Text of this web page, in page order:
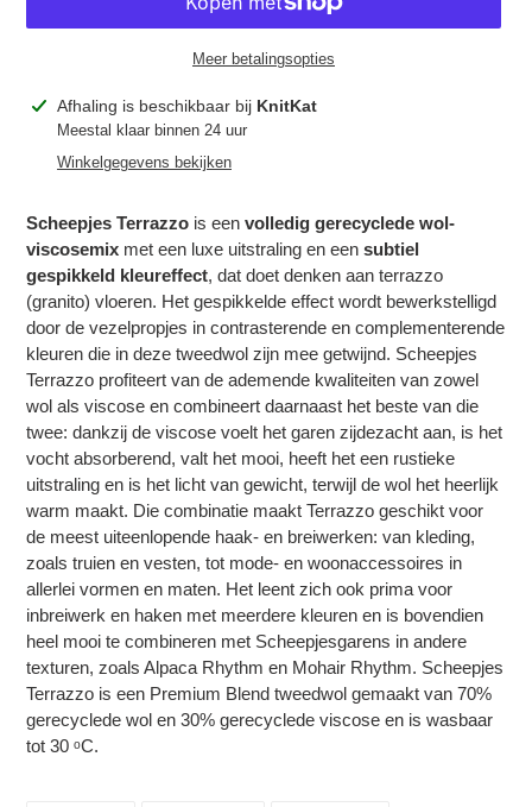
Meer betalingsopties
Product
toegevoegen
Afhaling is beschikbaar bij KnitKat
Meestal klaar binnen 24 uur
Winkelgegevens bekijken
Scheepjes Terrazzo is een volledig gerecyclede wol-
viscosemix met een luxe uitstraling en een subtiel
gespikkeld kleureffect, dat doet denken aan terrazzo
(granito) vloeren. Het gespikkelde effect wordt bewerkstelligd
door de vezelpropjes in contrasterende en complementerende
kleuren die in deze tweedwol zijn mee getwijnd. Scheepjes
Terrazzo profiteert van de ademende kwaliteiten van zowel
wol als viscose en combineert daarnaast het beste van die
twee: dankzij de viscose voelt het garen zijdezacht aan, is het
vocht absorberend, valt het mooi, heeft het een rustieke
uitstraling en is het licht van gewicht, terwijl de wol het heerlijk
warm maakt. Die combinatie maakt Terrazzo geschikt voor
de meest uiteenlopende haak- en breiwerken: van kleding,
zoals truien en vesten, tot mode- en woonaccessoires in
allerlei vormen en maten. Het leent zich ook prima voor
inbreiwerk en haken met meerdere kleuren en is bovendien
heel mooi te combineren met Scheepjesgarens in andere
texturen, zoals Alpaca Rhythm en Mohair Rhythm. Scheepjes
Terrazzo is een Premium Blend tweedwol gemaakt van 70%
gerecyclede wol en 30% gerecyclede viscose en is wasbaar
tot 30 ᵒC.
Inloggen vereist
Meld u aan bij uw account om producten aan uw
verlanglijst toe te voegen en uw eerder opgeslagen
artikelen te bekijken.
Login